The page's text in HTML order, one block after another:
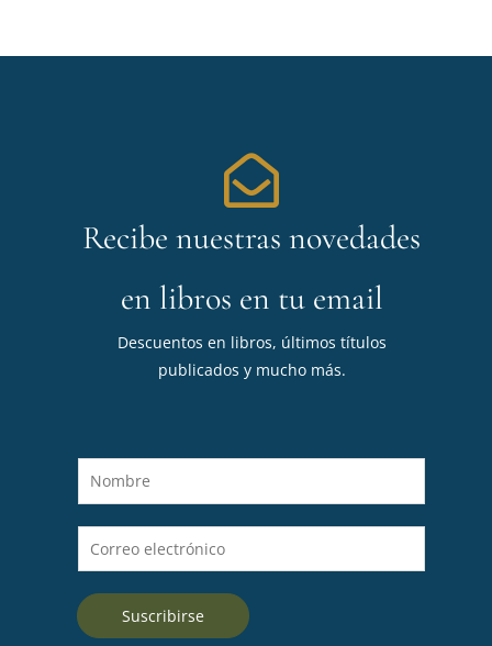
Recibe nuestras novedades
en libros en tu email
Descuentos en libros, últimos títulos
publicados y mucho más.
o
m
e
*
o
r
Suscribirse